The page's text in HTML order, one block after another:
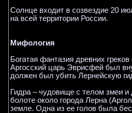
Солнце входит в созвездие 20
на всей территории России.
Мифология
Богатая фантазия древних
Аргосский царь Эврисфей был
должен был убить Лернейскую
Гидра – чудовище с телом змеи
болоте около города Лерна
земле. Одна из ее голов была